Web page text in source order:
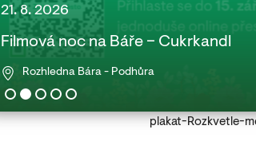
21. 8. 2026
Filmová noc na Báře – Cukrkandl
Rozhledna Bára - Podhůra